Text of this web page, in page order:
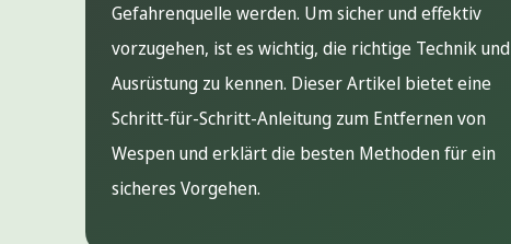
Gefahrenquelle werden. Um sicher und effektiv
vorzugehen, ist es wichtig, die richtige Technik und
Ausrüstung zu kennen. Dieser Artikel bietet eine
Schritt-für-Schritt-Anleitung zum Entfernen von
Wespen und erklärt die besten Methoden für ein
sicheres Vorgehen.